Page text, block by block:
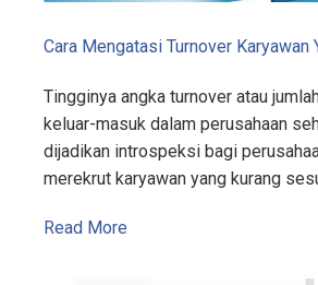
Cara Mengatasi Turnover Karyawan
Tingginya angka turnover atau
keluar-masuk dalam perusahaan
dijadikan introspeksi bagi
merekrut karyawan yang kurang
Read More